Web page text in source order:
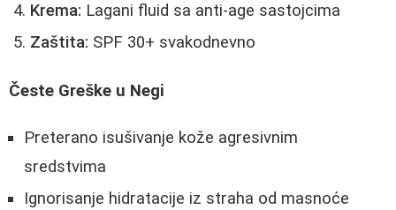
Krema: Lagani fluid sa anti-age sastojcima
Zaštita: SPF 30+ svakodnevno
Česte Greške u Negi
Preterano isušivanje kože agresivnim
sredstvima
Ignorisanje hidratacije iz straha od masnoće